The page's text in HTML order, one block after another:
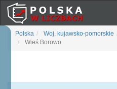
Polska Woj. kujawsko-pomorskie
Wieś Borowo